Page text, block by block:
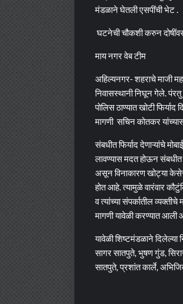
मंडळाने घेतली एसपींची भेट .
घटनेची चौकशी करुन दोषींवर
माय नगर वेब टीम
अहिल्यनगर- शहराचे माजी
निवासस्थानी निघून गेले. पंरतु
पोलिस ठाण्यात खोटी
मागणी सचिन कोतकर
संबधीत फिर्याद देणाऱ्यांचे
लावण्यास मदत होऊन संबधीत
असून विनाकारण खोट्या
होत आहे. त्यामुळे वारंवार
व त्यांच्या संपर्कातील
मागणी यावेळी करण्यात आली
यावेळी शिष्टमंडळाने
सागर सातपुते, भुषण गुंड,
सातपुते, प्रशांत कार्ले,